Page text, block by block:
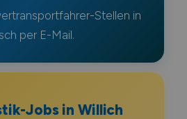
Stellen in
per E-Mail.
Jobs in Willich